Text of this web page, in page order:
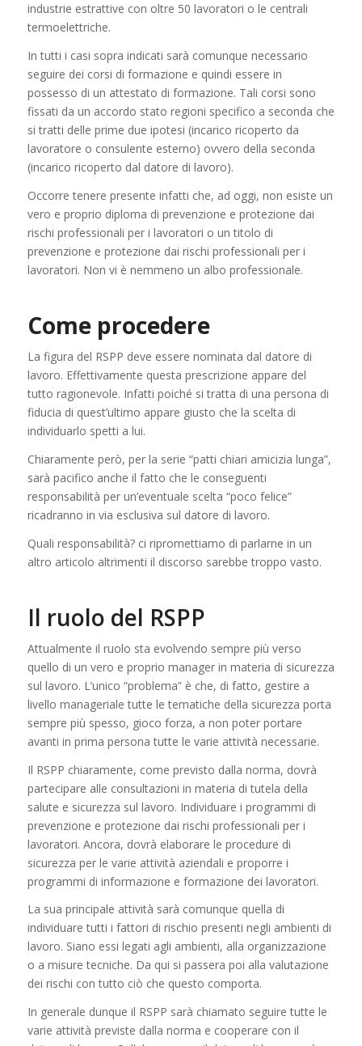
industrie estrattive con oltre 50 lavoratori o le centrali
termoelettriche.
In tutti i casi sopra indicati sarà comunque necessario
seguire dei corsi di formazione e quindi essere in
possesso di un attestato di formazione. Tali corsi sono
fissati da un accordo stato regioni specifico a seconda che
si tratti delle prime due ipotesi (incarico ricoperto da
lavoratore o consulente esterno) ovvero della seconda
(incarico ricoperto dal datore di lavoro).
Occorre tenere presente infatti che, ad oggi, non esiste un
vero e proprio diploma di prevenzione e protezione dai
rischi professionali per i lavoratori o un titolo di
prevenzione e protezione dai rischi professionali per i
lavoratori. Non vi è nemmeno un albo professionale.
Come procedere
La figura del RSPP deve essere nominata dal datore di
lavoro. Effettivamente questa prescrizione appare del
tutto ragionevole. Infatti poiché si tratta di una persona di
fiducia di quest’ultimo appare giusto che la scelta di
individuarlo spetti a lui.
Chiaramente però, per la serie “patti chiari amicizia lunga”,
sarà pacifico anche il fatto che le conseguenti
responsabilità per un’eventuale scelta “poco felice”
ricadranno in via esclusiva sul datore di lavoro.
Quali responsabilità? ci ripromettiamo di parlarne in un
altro articolo altrimenti il discorso sarebbe troppo vasto.
Il ruolo del RSPP
Attualmente il ruolo sta evolvendo sempre più verso
quello di un vero e proprio manager in materia di sicurezza
sul lavoro. L’unico “problema” è che, di fatto, gestire a
livello manageriale tutte le tematiche della sicurezza porta
sempre più spesso, gioco forza, a non poter portare
avanti in prima persona tutte le varie attività necessarie.
Il RSPP chiaramente, come previsto dalla norma, dovrà
partecipare alle consultazioni in materia di tutela della
salute e sicurezza sul lavoro. Individuare i programmi di
prevenzione e protezione dai rischi professionali per i
lavoratori. Ancora, dovrà elaborare le procedure di
sicurezza per le varie attività aziendali e proporre i
programmi di informazione e formazione dei lavoratori.
La sua principale attività sarà comunque quella di
individuare tutti i fattori di rischio presenti negli ambienti di
lavoro. Siano essi legati agli ambienti, alla organizzazione
o a misure tecniche. Da qui si passera poi alla valutazione
dei rischi con tutto ciò che questo comporta.
In generale dunque il RSPP sarà chiamato seguire tutte le
varie attività previste dalla norma e cooperare con il